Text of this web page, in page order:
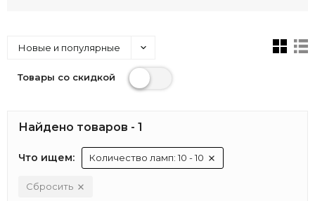
Новые и популярные
Товары со скидкой
Найдено товаров - 1
Что ищем: Количество ламп: 10 - 10
Сбросить